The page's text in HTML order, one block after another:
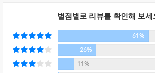
별점별로 리뷰를 확인해 보세
61%
26%
11%